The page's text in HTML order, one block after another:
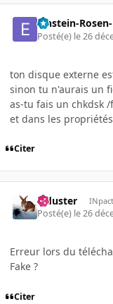
Einstein-
Posté(e) le 26
ton disque externe
sinon tu n'aurais un
as-tu fais un chkdsk
et dans les
Citer
Tiduster
Posté(e) le 26
Erreur lors du
Fake ?
Citer